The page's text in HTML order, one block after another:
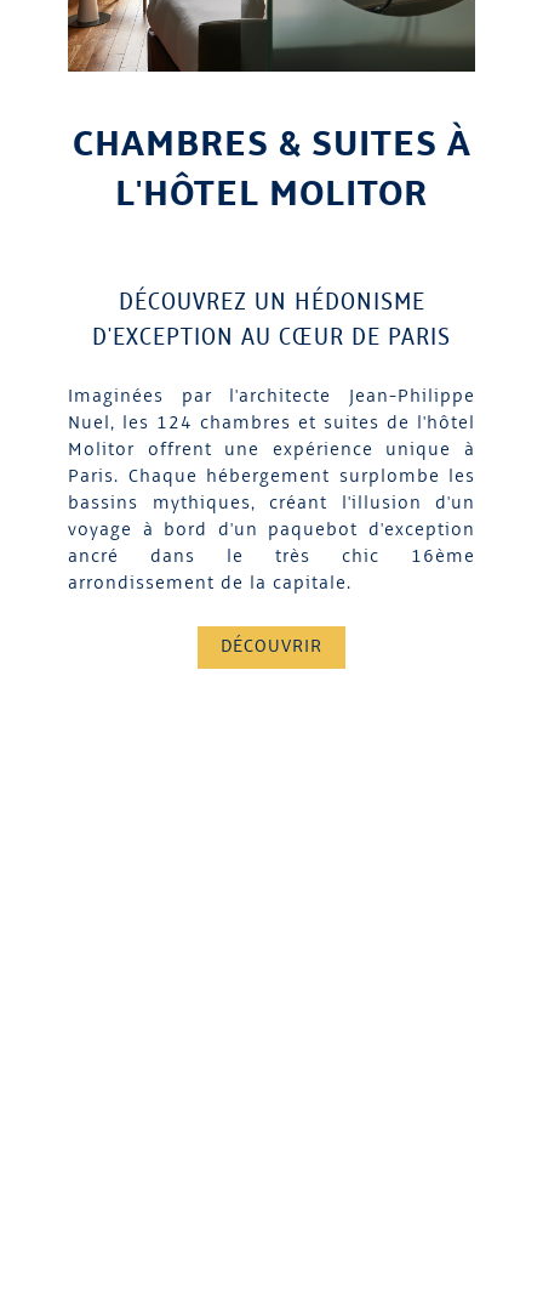
CHAMBRES & SUITES À
L'HÔTEL MOLITOR
DÉCOUVREZ UN HÉDONISME
D'EXCEPTION AU CŒUR DE PARIS
Imaginées par l'architecte Jean-Philippe
Nuel, les 124 chambres et suites de l'hôtel
Molitor offrent une expérience unique à
Paris. Chaque hébergement surplombe les
bassins mythiques, créant l'illusion d'un
voyage à bord d'un paquebot d'exception
ancré dans le très chic 16ème
arrondissement de la capitale.
DÉCOUVRIR